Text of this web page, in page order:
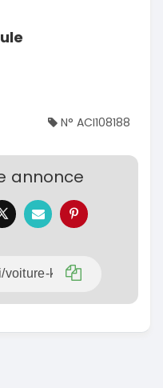
N° ACI108188
annonce